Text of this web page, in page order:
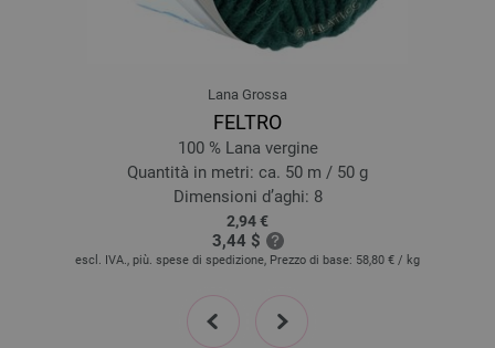
Lana Grossa
FELTRO
100 % Lana vergine
Quantità in metri: ca. 50 m / 50 g
Dimensioni d’aghi: 8
2,94 €
3,44 $
escl. IVA., più. spese di spedizione, Prezzo di base: 58,80 € / kg
prev next